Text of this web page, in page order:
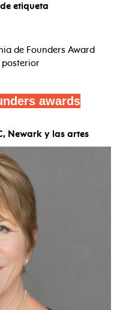
etiqueta
de Founders Award
posterior
awards
Newark y las artes